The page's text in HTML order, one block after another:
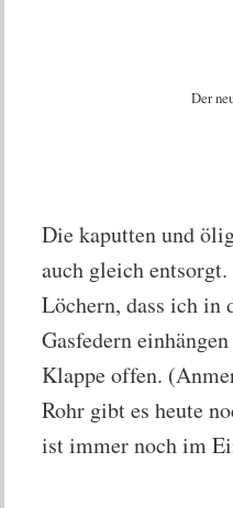
Der
Die kaputten und
auch gleich
Löchern, dass ich in
Gasfedern
Klappe offen.
Rohr gibt es heute
ist immer noch im